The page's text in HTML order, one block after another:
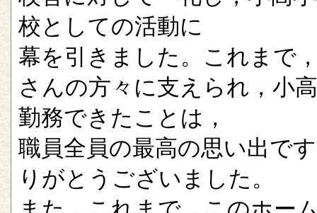
校としての活動に
幕を引きました。これまで
さんの方々に支えられ，小
勤務できたことは，
職員全員の最高の思い出で
りがとうございました。